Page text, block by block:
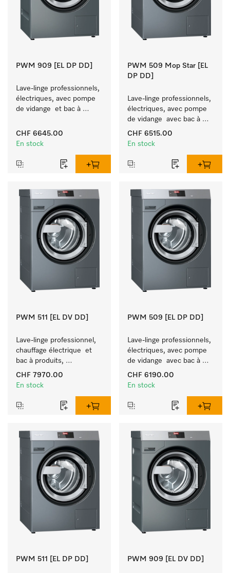
PWM 909 [EL DP DD]
Lave-linge professionnels,
électriques, avec pompe
de vidange  et bac à
M Touch Pro Plus –
librement programmable.
CHF 6645.00
En stock
PWM 509 Mop Star [EL
DP DD]
Lave-linge professionnels,
électriques, avec pompe
de vidange  avec bac à
produits, M Touch Pro.
CHF 6515.00
En stock
PWM 511 [EL DV DD]
Lave-linge professionnel,
chauffage électrique  et
bac à produits,
M Touch Pro.
CHF 7970.00
En stock
PWM 509 [EL DP DD]
Lave-linge professionnels,
électriques, avec pompe
de vidange  avec bac à
produits, M Touch Pro.
CHF 6190.00
En stock
PWM 511 [EL DP DD] PWM 909 [EL DV DD]